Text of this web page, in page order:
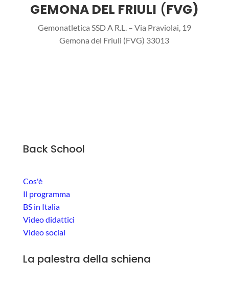
GEMONA DEL FRIULI (FVG)
Gemonatletica SSD A R.L. – Via Praviolai, 19
Gemona del Friuli (FVG) 33013
Back School
Cos'è
Il programma
BS in Italia
Video didattici
Video social
La palestra della schiena